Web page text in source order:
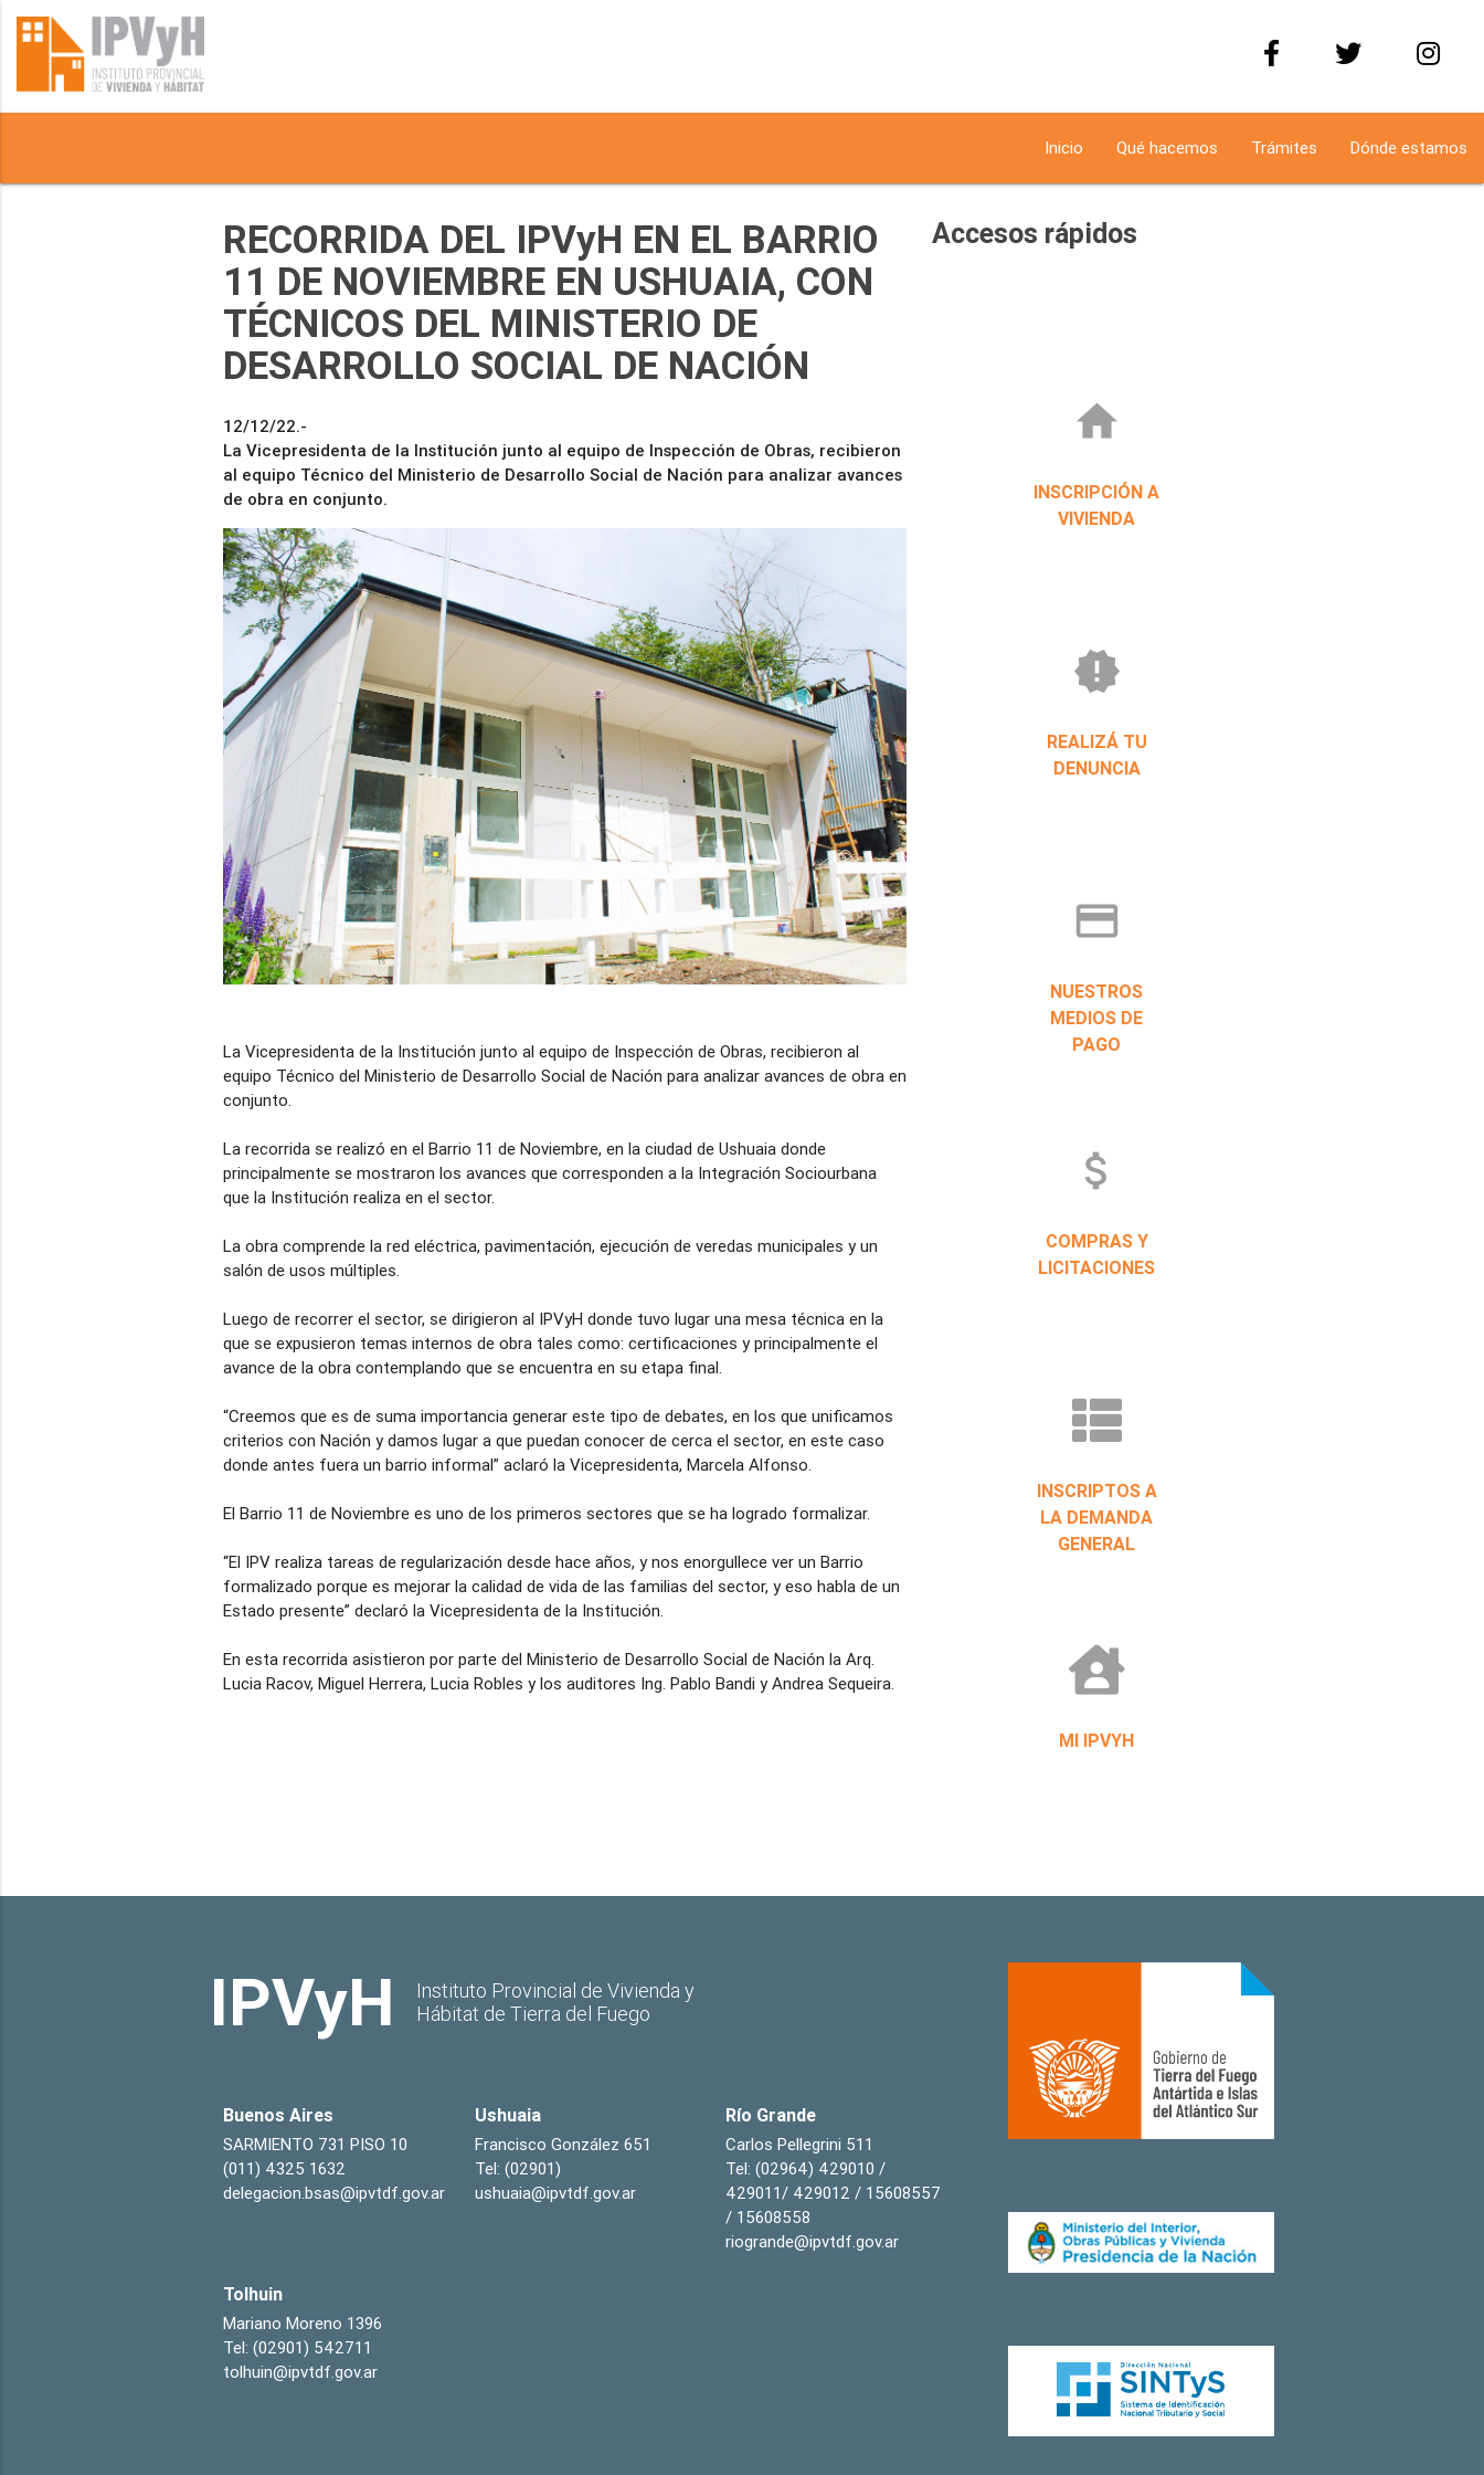
Inicio Qué hacemos Trámites Dónde estamos
RECORRIDA DEL IPVyH EN EL BARRIO
11 DE NOVIEMBRE EN USHUAIA, CON
TÉCNICOS DEL MINISTERIO DE
DESARROLLO SOCIAL DE NACIÓN
12/12/22.-
La Vicepresidenta de la Institución junto al equipo de Inspección de Obras, recibieron
al equipo Técnico del Ministerio de Desarrollo Social de Nación para analizar avances
La Vicepresidenta de la Institución junto al equipo de Inspección de Obras, recibieron al
equipo Técnico del Ministerio de Desarrollo Social de Nación para analizar avances de obra en
conjunto.
La recorrida se realizó en el Barrio 11 de Noviembre, en la ciudad de Ushuaia donde
principalmente se mostraron los avances que corresponden a la Integración Sociourbana
que la Institución realiza en el sector.
La obra comprende la red eléctrica, pavimentación, ejecución de veredas municipales y un
salón de usos múltiples.
Luego de recorrer el sector, se dirigieron al IPVyH donde tuvo lugar una mesa técnica en la
que se expusieron temas internos de obra tales como: certificaciones y principalmente el
avance de la obra contemplando que se encuentra en su etapa final.
“Creemos que es de suma importancia generar este tipo de debates, en los que unificamos
criterios con Nación y damos lugar a que puedan conocer de cerca el sector, en este caso
donde antes fuera un barrio informal” aclaró la Vicepresidenta, Marcela Alfonso.
El Barrio 11 de Noviembre es uno de los primeros sectores que se ha logrado formalizar.
“El IPV realiza tareas de regularización desde hace años, y nos enorgullece ver un Barrio
formalizado porque es mejorar la calidad de vida de las familias del sector, y eso habla de un
Estado presente” declaró la Vicepresidenta de la Institución.
En esta recorrida asistieron por parte del Ministerio de Desarrollo Social de Nación la Arq.
Lucia Racov, Miguel Herrera, Lucia Robles y los auditores Ing. Pablo Bandi y Andrea Sequeira.
Accesos rápidos
home
INSCRIPCIÓN A
VIVIENDA
new_releases
REALIZÁ TU
DENUNCIA
credit_card
NUESTROS
MEDIOS DE
PAGO
attach_money
COMPRAS Y
LICITACIONES
INSCRIPTOS A
LA DEMANDA
GENERAL
MI IPVYH
IPVyH
Instituto Provincial de Vivienda y
Hábitat de Tierra del Fuego
Buenos Aires
SARMIENTO 731 PISO 10
(011) 4325 1632
delegacion.bsas@ipvtdf.gov.ar
Ushuaia
Francisco González 651
Tel: (02901)
ushuaia@ipvtdf.gov.ar
Río Grande
Carlos Pellegrini 511
Tel: (02964) 429010 /
429011/ 429012 / 15608557
/ 15608558
riogrande@ipvtdf.gov.ar
Tolhuin
Mariano Moreno 1396
Tel: (02901) 542711
tolhuin@ipvtdf.gov.ar